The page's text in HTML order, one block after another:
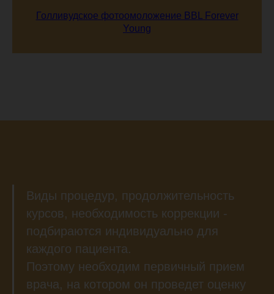
Голливудское фотоомоложение BBL Forever
Young
Виды процедур, продолжительность
курсов, необходимость коррекции -
подбираются индивидуально для
каждого пациента.
Поэтому необходим первичный прием
врача, на котором он проведет оценку